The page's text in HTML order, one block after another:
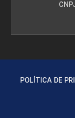
POLÍTICA DE